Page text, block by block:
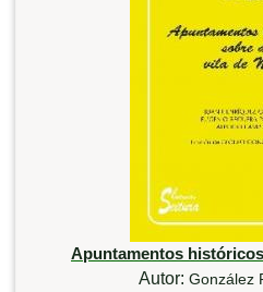
Apuntamentos
Autor: González